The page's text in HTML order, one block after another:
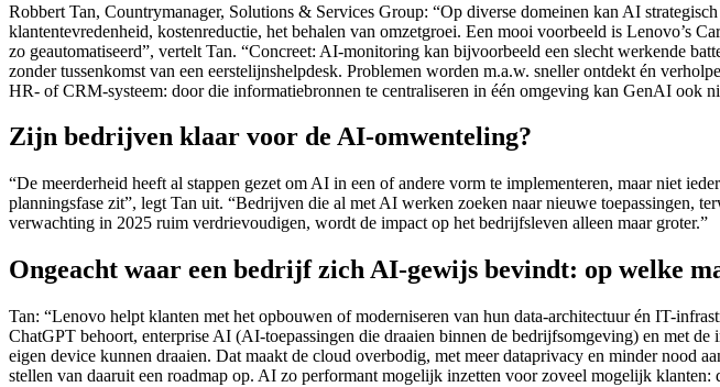
Robbert Tan, Countrymanager, Solutions & Services Group: “Op diverse domeinen kan AI
klantentevredenheid, kostenreductie, het behalen van omzetgroei. Een mooi voorbeeld is Lenovo’s
zo geautomatiseerd”, vertelt Tan. “Concreet: AI-monitoring kan bijvoorbeeld een slecht werkende
zonder tussenkomst van een eerstelijnshelpdesk. Problemen worden m.a.w. sneller ontdekt én
HR- of CRM-systeem: door die informatiebronnen te centraliseren in één omgeving kan GenAI ook
Zijn bedrijven klaar voor de AI-omwenteling?
“De meerderheid heeft al stappen gezet om AI in een of andere vorm te implementeren, maar niet
planningsfase zit”, legt Tan uit. “Bedrijven die al met AI werken zoeken naar nieuwe toepassingen,
verwachting in 2025 ruim verdrievoudigen, wordt de impact op het bedrijfsleven alleen maar groter.”
Ongeacht waar een bedrijf zich AI-gewijs bevindt: op welke
Tan: “Lenovo helpt klanten met het opbouwen of moderniseren van hun data-architectuur én IT-
ChatGPT behoort, enterprise AI (AI-toepassingen die draaien binnen de bedrijfsomgeving) en met
eigen device kunnen draaien. Dat maakt de cloud overbodig, met meer dataprivacy en minder nood
stellen van daaruit een roadmap op. AI zo performant mogelijk inzetten voor zoveel mogelijk klanten: